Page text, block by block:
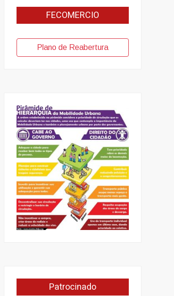
FECOMERCIO
Plano de Reabertura
Patrocinado